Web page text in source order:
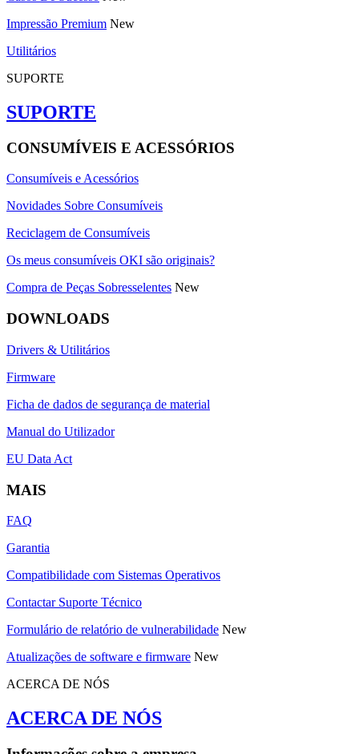
Impressão Premium New
Utilitários
SUPORTE
SUPORTE
CONSUMÍVEIS E ACESSÓRIOS
Consumíveis e Acessórios
Novidades Sobre Consumíveis
Reciclagem de Consumíveis
Os meus consumíveis OKI são originais?
Compra de Peças Sobresselentes New
DOWNLOADS
Drivers & Utilitários
Firmware
Ficha de dados de segurança de material
Manual do Utilizador
EU Data Act
MAIS
FAQ
Garantia
Compatibilidade com Sistemas Operativos
Contactar Suporte Técnico
Formulário de relatório de vulnerabilidade New
Atualizações de software e firmware New
ACERCA DE NÓS
ACERCA DE NÓS